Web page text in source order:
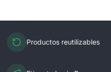
Productos reutilizables